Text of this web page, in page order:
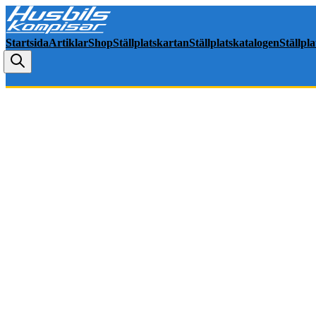
StartsidaArtiklarShopStällplatskartanStällplatskatalogen